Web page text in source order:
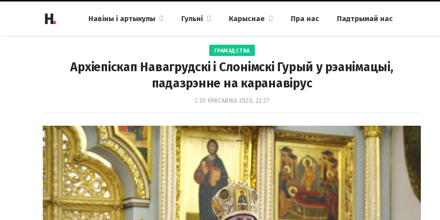
Навіны і артыкулы Гульні Карыснае Пра нас Падтрымай нас
ГРАМАДСТВА
Архіепіскап Навагрудскі і Слонімскі Гурый у рэанімацыі,
падазрэнне на каранавірус
20 КРАСАВІКА 2020, 22:27